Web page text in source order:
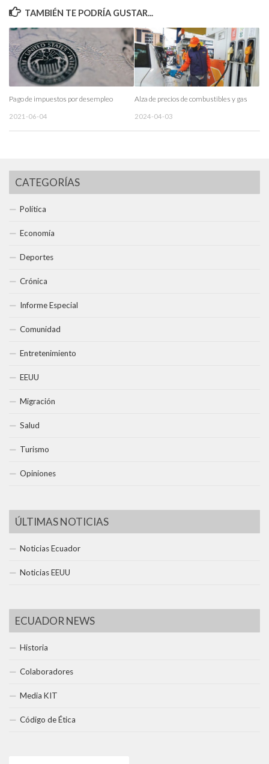
TAMBIÉN TE PODRÍA GUSTAR...
Pago de impuestos por desempleo
2021-06-04
Alza de precios de combustibles y gas
2024-04-03
CATEGORÍAS
Política
Economía
Deportes
Crónica
Informe Especial
Comunidad
Entretenimiento
EEUU
Migración
Salud
Turismo
Opiniones
ÚLTIMAS NOTICIAS
Noticias Ecuador
Noticias EEUU
ECUADOR NEWS
Historia
Colaboradores
Media KIT
Código de Ética